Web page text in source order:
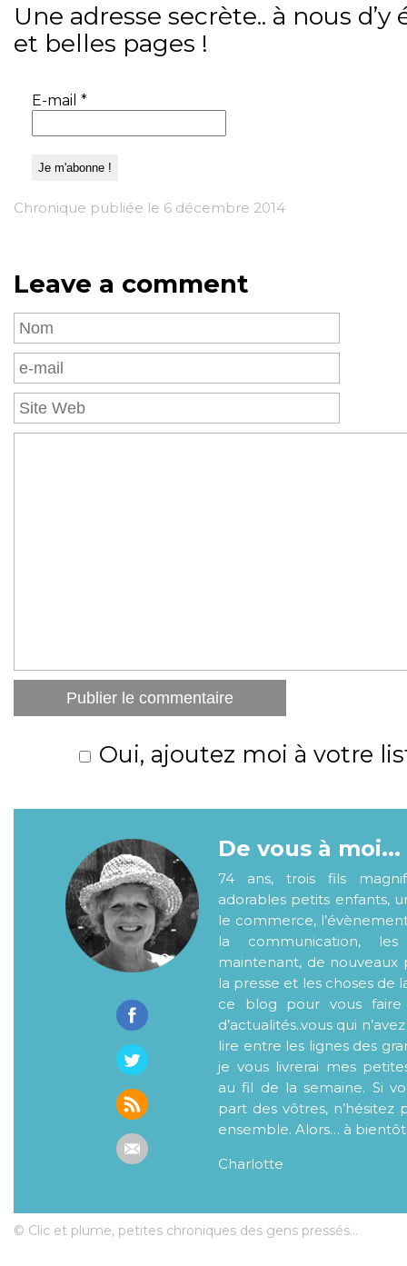
Une adresse secrète.. à nous
et belles pages !
E-mail *
Chronique publiée le 6 décembre 2014
Leave a comment
Oui, ajoutez moi à votre
De vous à moi...
74 ans, trois fils
adorables petits enfants,
le commerce,
la communication,
maintenant, de nouveaux
la presse et les choses de
ce blog pour vous faire
d’actualités..vous qui
lire entre les lignes des
je vous livrerai mes
au fil de la semaine. Si
part des vôtres, n’hésitez
ensemble. Alors… à bientôt
Charlotte
© Clic et plume, petites chroniques des gens pressés...